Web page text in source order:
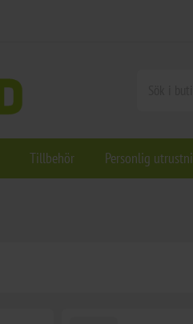
Tillbehör Personlig